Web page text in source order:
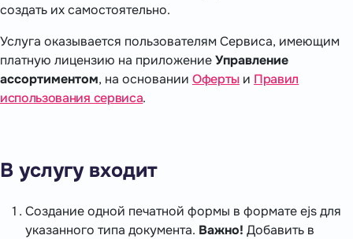
создать их самостоятельно.
Услуга оказывается пользователям Сервиса, имеющим
платную лицензию на приложениеУправление
ассортиментом, на основании Оферты и Правил
использования сервиса.
В услугу входит
Создание одной печатной формы в формате ejs для
указанного типа документа. Важно! Добавить в